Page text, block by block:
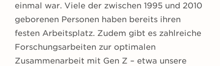
einmal war. Viele der zwischen 1995 und 2010
geborenen Personen haben bereits ihren
festen Arbeitsplatz. Zudem gibt es zahlreiche
Forschungsarbeiten zur optimalen
Zusammenarbeit mit Gen Z – etwa unsere